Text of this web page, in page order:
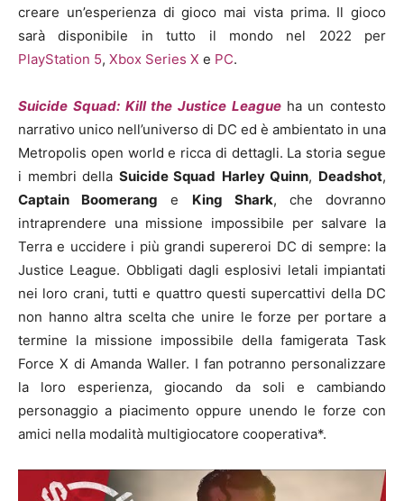
creare un’esperienza di gioco mai vista prima. Il gioco
sarà disponibile in tutto il mondo nel 2022 per
PlayStation 5, Xbox Series X e PC.
Suicide Squad: Kill the Justice League ha un contesto
narrativo unico nell’universo di DC ed è ambientato in una
Metropolis open world e ricca di dettagli. La storia segue
i membri della Suicide Squad Harley Quinn, Deadshot,
Captain Boomerang e King Shark, che dovranno
intraprendere una missione impossibile per salvare la
Terra e uccidere i più grandi supereroi DC di sempre: la
Justice League. Obbligati dagli esplosivi letali impiantati
nei loro crani, tutti e quattro questi supercattivi della DC
non hanno altra scelta che unire le forze per portare a
termine la missione impossibile della famigerata Task
Force X di Amanda Waller. I fan potranno personalizzare
la loro esperienza, giocando da soli e cambiando
personaggio a piacimento oppure unendo le forze con
amici nella modalità multigiocatore cooperativa*.